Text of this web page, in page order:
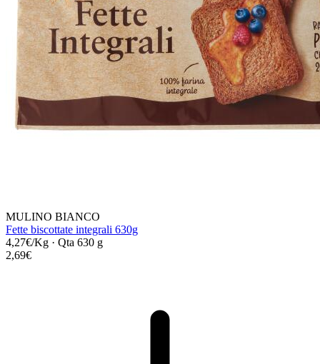
MULINO BIANCO
Fette biscottate integrali 630g
4,27€/Kg · Qta 630 g
2,69€